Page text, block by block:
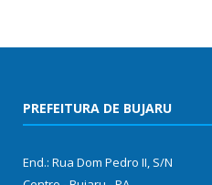
PREFEITURA DE BUJARU
End.: Rua Dom Pedro II, S/N